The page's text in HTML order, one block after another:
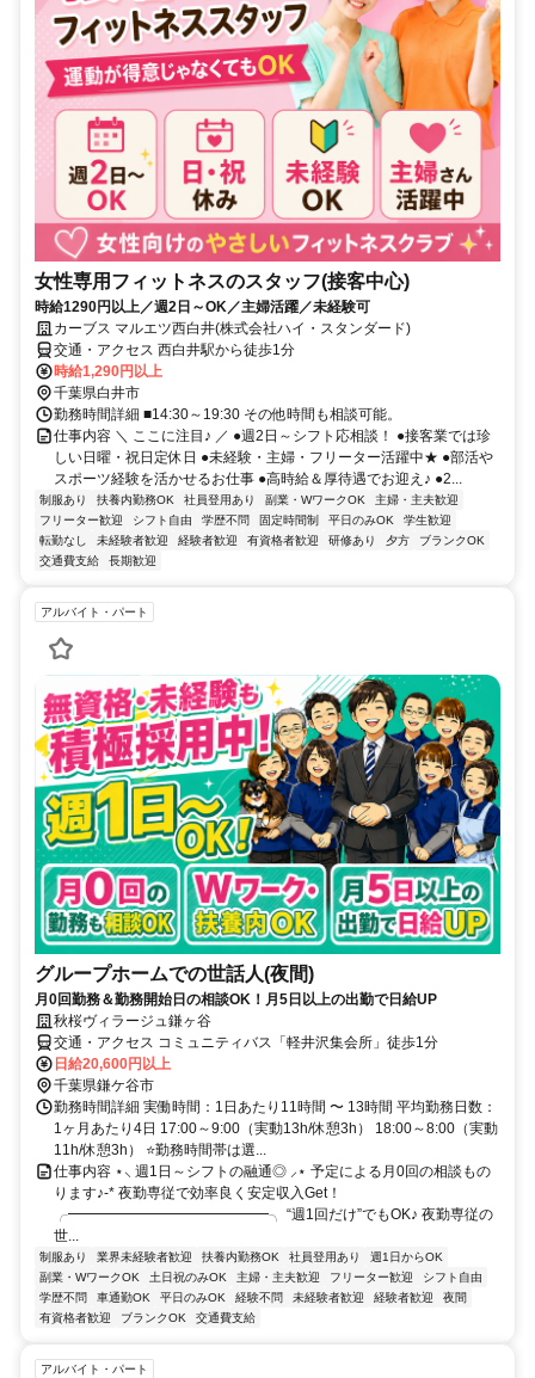
女性専用フィットネスのスタッフ(接客中心)
時給1290円以上／週2日～OK／主婦活躍／未経験可
カーブス マルエツ西白井(株式会社ハイ・スタンダード)
交通・アクセス 西白井駅から徒歩1分
時給1,290円以上
千葉県白井市
勤務時間詳細 ■14:30～19:30 その他時間も相談可能。
仕事内容 ＼ ここに注目♪ ／ ●週2日～シフト応相談！ ●接客業では珍
しい日曜・祝日定休日 ●未経験・主婦・フリーター活躍中★ ●部活や
スポーツ経験を活かせるお仕事 ●高時給＆厚待遇でお迎え♪ ●2...
制服あり 扶養内勤務OK 社員登用あり 副業・WワークOK
主婦・主夫歓迎
フリーター歓迎
シフト自由 学歴不問 固定時間制 平日のみOK
学生歓迎
転勤なし
未経験者歓迎 経験者歓迎 有資格者歓迎 研修あり 夕方
ブランクOK
交通費支給
長期歓迎
アルバイト・パート
グループホームでの世話人(夜間)
月0回勤務＆勤務開始日の相談OK！月5日以上の出勤で日給UP
秋桜ヴィラージュ鎌ヶ谷
交通・アクセス コミュニティバス「軽井沢集会所」徒歩1分
日給20,600円以上
千葉県鎌ケ谷市
勤務時間詳細 実働時間：1日あたり11時間 〜 13時間 平均勤務日数：
1ヶ月あたり4日 17:00～9:00（実動13h/休憩3h） 18:00～8:00（実動
11h/休憩3h） ⭐勤務時間帯は選...
仕事内容 ⋆⸜ 週1日～シフトの融通◎ ⸝⋆ 予定による月0回の相談もの
ります♪-* 夜勤専従で効率良く安定収入Get！
╭━━━━━━━━━━━━━━╮ “週1回だけ”でもOK♪ 夜勤専従の
世...
制服あり 業界未経験者歓迎 扶養内勤務OK 社員登用あり
週1日からOK
副業・WワークOK
土日祝のみOK 主婦・主夫歓迎 フリーター歓迎
シフト自由
学歴不問
車通勤OK 平日のみOK 経験不問 未経験者歓迎 経験者歓迎
夜間
有資格者歓迎
ブランクOK 交通費支給
アルバイト・パート